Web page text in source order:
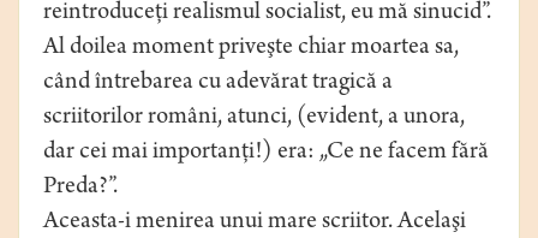
reintroduceţi realismul socialist, eu mă sinucid”.
Al doilea moment priveşte chiar moartea sa,
când întrebarea cu adevărat tragică a
scriitorilor români, atunci, (evident, a unora,
dar cei mai importanţi!) era: „Ce ne facem fără
Preda?”.
Aceasta-i menirea unui mare scriitor. Acelaşi